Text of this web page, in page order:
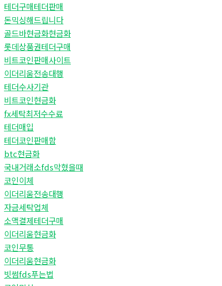
테더구매테더판매
돈믹싱해드립니다
골드바현금화현금화
롯데상품권테더구매
비트코인판매사이트
이더리움전송대행
테더수사기관
비트코인현금화
fx세탁최저수수료
테더매입
테더코인판매함
btc현금화
국내거래소fds막혔을때
코인이체
이더리움전송대행
자금세탁업체
소액결제테더구매
이더리움현금화
코인무통
이더리움현금화
빗썸fds푸는법